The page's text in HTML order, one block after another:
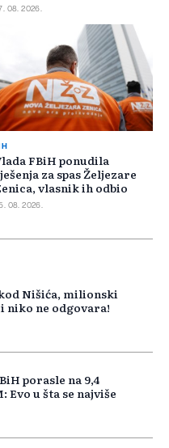
08. 2026.
FBiH ponudila
za spas Željezare
vlasnik ih odbio
08. 2026.
Nišića, milionski
niko ne odgovara!
porasle na 9,4
Evo u šta se najviše